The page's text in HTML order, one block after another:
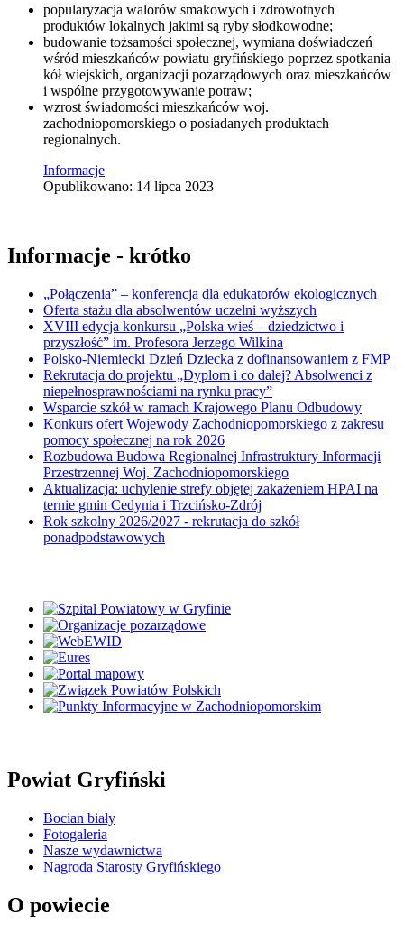
popularyzacja walorów smakowych i zdrowotnych
produktów lokalnych jakimi są ryby słodkowodne;
budowanie tożsamości społecznej, wymiana doświadczeń
wśród mieszkańców powiatu gryfińskiego poprzez spotkania
kół wiejskich, organizacji pozarządowych oraz mieszkańców
i wspólne przygotowywanie potraw;
wzrost świadomości mieszkańców woj.
zachodniopomorskiego o posiadanych produktach
regionalnych.
Informacje
Opublikowano: 14 lipca 2023
Informacje - krótko
„Połączenia” – konferencja dla edukatorów ekologicznych
Oferta stażu dla absolwentów uczelni wyższych
XVIII edycja konkursu „Polska wieś – dziedzictwo i
przyszłość” im. Profesora Jerzego Wilkina
Polsko-Niemiecki Dzień Dziecka z dofinansowaniem z FMP
Rekrutacja do projektu „Dyplom i co dalej? Absolwenci z
niepełnosprawnościami na rynku pracy”
Wsparcie szkół w ramach Krajowego Planu Odbudowy
Konkurs ofert Wojewody Zachodniopomorskiego z zakresu
pomocy społecznej na rok 2026
Rozbudowa Budowa Regionalnej Infrastruktury Informacji
Przestrzennej Woj. Zachodniopomorskiego
Aktualizacja: uchylenie strefy objętej zakażeniem HPAI na
ternie gmin Cedynia i Trzcińsko-Zdrój
Rok szkolny 2026/2027 - rekrutacja do szkół
ponadpodstawowych
Powiat Gryfiński
Bocian biały
Fotogaleria
Nasze wydawnictwa
Nagroda Starosty Gryfińskiego
O powiecie